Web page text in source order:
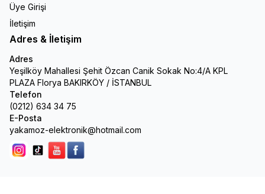
Üye Girişi
İletişim
Adres & İletişim
Adres
Yeşilköy Mahallesi Şehit Özcan Canik Sokak No:4/A KPL
PLAZA Florya BAKIRKÖY / İSTANBUL
Telefon
(0212) 634 34 75
E-Posta
yakamoz-elektronik@hotmail.com
Instagram
Tik Tokyoutubefacebook